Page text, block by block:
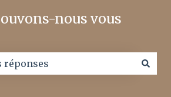
nous vous